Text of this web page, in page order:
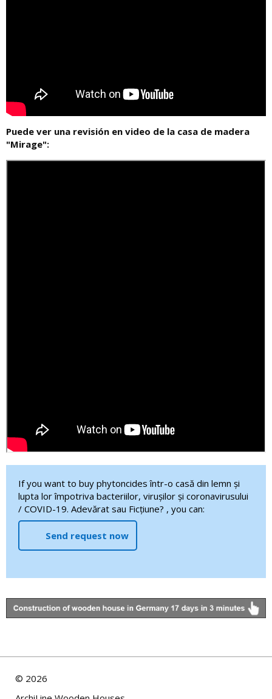
Puede ver una revisión en video de la casa de madera
"Mirage":
If you want to buy phytoncides într-o casă din lemn și
lupta lor împotriva bacteriilor, virușilor și coronavirusului
/ COVID-19. Adevărat sau Ficțiune? , you can:
Send request now
© 2026